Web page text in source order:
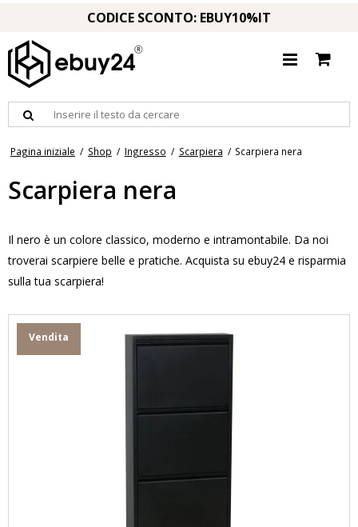
CODICE SCONTO: EBUY10%IT
Pagina iniziale / Shop / Ingresso / Scarpiera / Scarpiera nera
Scarpiera nera
Il nero è un colore classico, moderno e intramontabile. Da noi
troverai scarpiere belle e pratiche. Acquista su ebuy24 e risparmia
sulla tua scarpiera!
Vendita